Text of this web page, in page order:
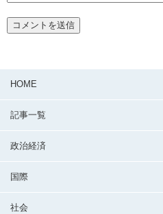
HOME
記事一覧
政治経済
国際
社会